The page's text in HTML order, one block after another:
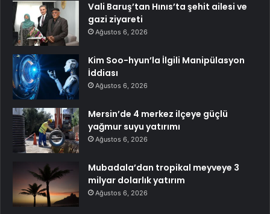
Vali Baruş’tan Hınıs’ta şehit ailesi ve
gazi ziyareti
Ağustos 6, 2026
Kim Soo-hyun’la İlgili Manipülasyon
İddiası
Ağustos 6, 2026
Mersin’de 4 merkez ilçeye güçlü
yağmur suyu yatırımı
Ağustos 6, 2026
Mubadala’dan tropikal meyveye 3
milyar dolarlık yatırım
Ağustos 6, 2026